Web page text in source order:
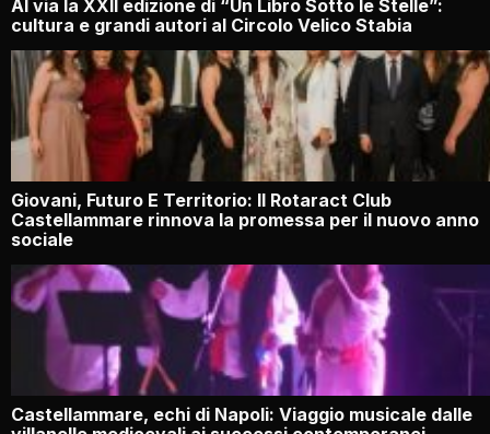
Al via la XXII edizione di “Un Libro Sotto le Stelle”:
cultura e grandi autori al Circolo Velico Stabia
Giovani, Futuro E Territorio: Il Rotaract Club
Castellammare rinnova la promessa per il nuovo anno
sociale
Castellammare, echi di Napoli: Viaggio musicale dalle